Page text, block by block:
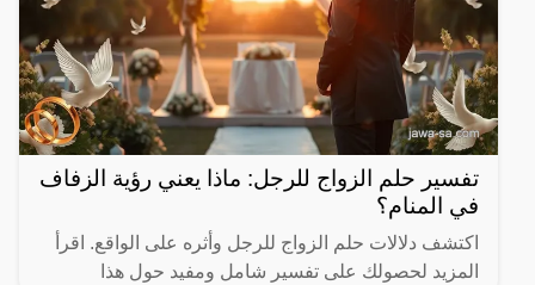
تفسير حلم الزواج للرجل: ماذا يعني رؤية الزفاف
في المنام؟
اكتشف دلالات حلم الزواج للرجل وأثره على الواقع. اقرأ
المزيد لحصولك على تفسير شامل ومفيد حول هذا